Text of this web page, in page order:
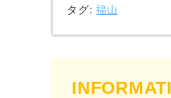
タグ: 福山